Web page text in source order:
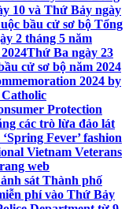
10 và Thứ Bảy ngày
bầu cử sơ bộ Tổng
2 tháng 5 năm
Thứ Ba ngày 23
cử sơ bộ năm 2024
2024 by
Protection
các trò lừa đảo lát
Fever’ fashion
Vietnam Veterans
web
sát Thành phố
phí vào Thứ Bảy